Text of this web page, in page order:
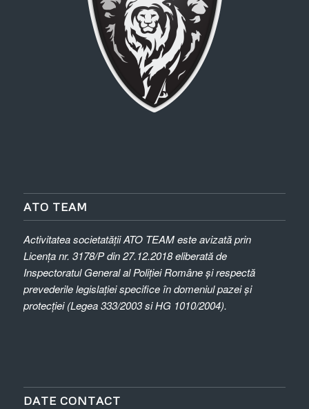
ATO TEAM
Activitatea societatății ATO TEAM este avizată prin
Licența nr. 3178/P din 27.12.2018eliberată de
Inspectoratul General al Poliției Române și respectă
prevederile legislației specifice în domeniul pazei și
protecției (Legea 333/2003 si HG 1010/2004).
DATE CONTACT